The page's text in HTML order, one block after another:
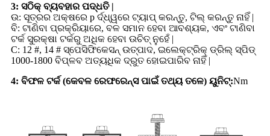
3: ସଠିକ୍ ବ୍ୟବହାର ପଦ୍ଧତି |
ଉ: ସୂତ୍ରର ଅକ୍ଷରେ p ର୍ଦ୍ଧ୍ୱରେ ଟ୍ୟାପ୍ କରନ୍ତୁ, ଟିଲ୍ କରନ୍ତୁ ନାହିଁ |
ବି: ଟାଣିବା ପ୍ରକ୍ରିୟାରେ, ବଳ ସମାନ ହେବା ଆବଶ୍ୟକ, ଏବଂ ଟାଣିବା
ଟର୍କ ସୁରକ୍ଷା ଟର୍କରୁ ଅଧିକ ହେବା ଉଚିତ୍ ନୁହେଁ |
C: 12 #, 14 # ସ୍ପେସିଫିକେସନ୍ ଉତ୍ପାଦ, ଇଲେକ୍ଟ୍ରିକ୍ ଡ୍ରିଲ୍ ସ୍ପିଡ୍
1000-1800 ବିପ୍ଳବ ଅତ୍ୟଧିକ ଦ୍ରୁତ ହୋଇପାରିବ ନାହିଁ |
4: ବିଫଳ ଟର୍କ (କେବଳ ରେଫରେନ୍ସ ପାଇଁ ତଥ୍ୟ ତଳେ) ୟୁନିଟ୍:Nm